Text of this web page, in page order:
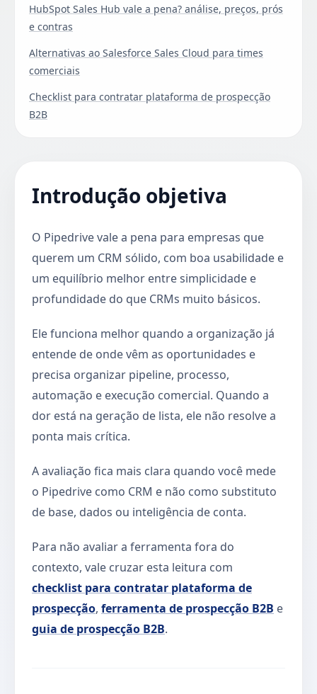
HubSpot Sales Hub vale a pena? análise, preços, prós
e contras
Alternativas ao Salesforce Sales Cloud para times
comerciais
Checklist para contratar plataforma de prospecção
B2B
Introdução objetiva
O Pipedrive vale a pena para empresas que
querem um CRM sólido, com boa usabilidade e
um equilíbrio melhor entre simplicidade e
profundidade do que CRMs muito básicos.
Ele funciona melhor quando a organização já
entende de onde vêm as oportunidades e
precisa organizar pipeline, processo,
automação e execução comercial. Quando a
dor está na geração de lista, ele não resolve a
ponta mais crítica.
A avaliação fica mais clara quando você mede
o Pipedrive como CRM e não como substituto
de base, dados ou inteligência de conta.
Para não avaliar a ferramenta fora do
contexto, vale cruzar esta leitura com
checklist para contratar plataforma de
prospecção, ferramenta de prospecção B2B e
guia de prospecção B2B.